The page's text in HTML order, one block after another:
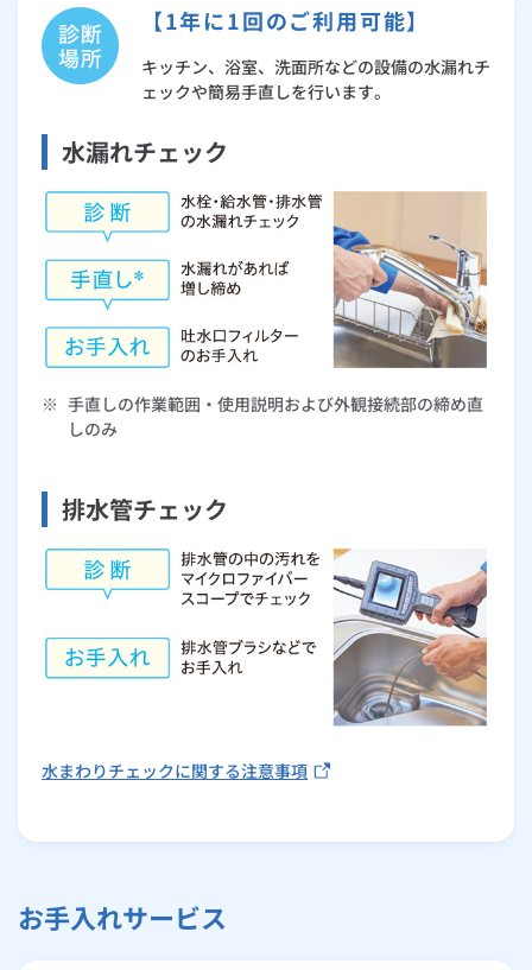
【1年に1回のご利用可能】
キッチン、浴室、洗面所などの設備の水漏れチ
ェックや簡易手直しを行います。
水漏れチェック
※ 手直しの作業範囲・使用説明および外観接続部の締め直
しのみ
排水管チェック
水まわりチェックに関する注意事項
お手入れサービス